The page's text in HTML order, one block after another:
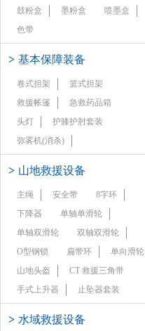
鼓粉盒 墨粉盒
喷墨盒
色带
> 基本保障装备
卷式担架
篮式担架
救援帐篷
急救药品箱
头灯
护膝护肘套装
弥雾机(消杀)
> 山地救援设备
主绳 安全带
8字环
下降器
单轴单滑轮
单轴双滑轮
双轴双滑轮
O型钢锁
扁带环
单向滑轮
山地头盔
CT 救援三角带
手式上升器
止坠器套装
> 水域救援设备